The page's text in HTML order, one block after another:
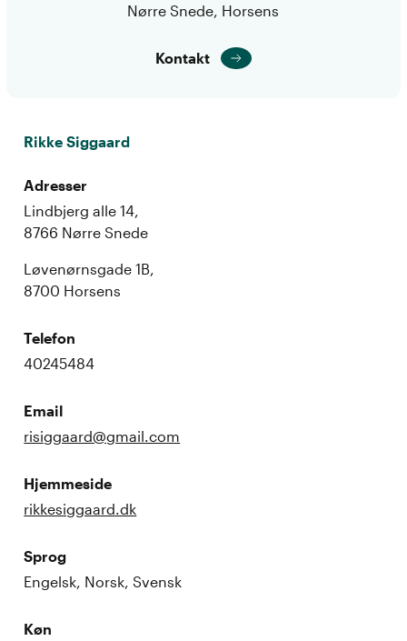
Nørre Snede, Horsens
Kontakt
Rikke Siggaard
Adresser
Lindbjerg alle 14,
8766 Nørre Snede
Løvenørnsgade 1B,
8700 Horsens
Telefon
40245484
Email
risiggaard@gmail.com
Hjemmeside
rikkesiggaard.dk
Sprog
Engelsk, Norsk, Svensk
Køn